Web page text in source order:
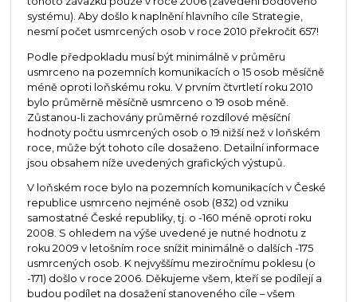
systému). Aby došlo k naplnění hlavního cíle Strategie,
nesmí počet usmrcených osob v roce 2010 překročit 657!
Podle předpokladu musí být minimálně v průměru
usmrceno na pozemních komunikacích o 15 osob měsíčně
méně oproti loňskému roku. V prvním čtvrtletí roku 2010
bylo průměrně měsíčně usmrceno o 19 osob méně.
Zůstanou-li zachovány průměrné rozdílové měsíční
hodnoty počtu usmrcených osob o 19 nižší než v loňském
roce, může být tohoto cíle dosaženo. Detailní informace
jsou obsahem níže uvedených grafických výstupů.
V loňském roce bylo na pozemních komunikacích v České
republice usmrceno nejméně osob (832) od vzniku
samostatné České republiky, tj. o -160 méně oproti roku
2008. S ohledem na výše uvedené je nutné hodnotu z
roku 2009 v letošním roce snížit minimálně o dalších -175
usmrcených osob. K nejvyššímu meziročnímu poklesu (o
-171) došlo v roce 2006. Děkujeme všem, kteří se podílejí a
budou podílet na dosažení stanoveného cíle – všem